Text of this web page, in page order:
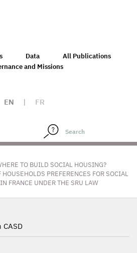
Data
All Publications
and Missions
EN | FR
TO BUILD SOCIAL HOUSING?
PREFERENCES FOR SOCIAL
FRANCE UNDER THE SRU LAW